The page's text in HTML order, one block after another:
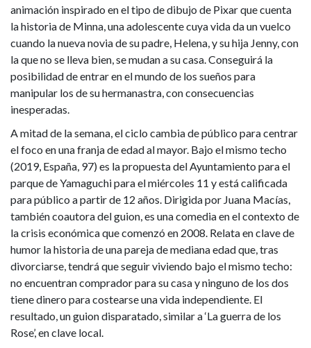
animación inspirado en el tipo de dibujo de Pixar que cuenta
la historia de Minna, una adolescente cuya vida da un vuelco
cuando la nueva novia de su padre, Helena, y su hija Jenny, con
la que no se lleva bien, se mudan a su casa. Conseguirá la
posibilidad de entrar en el mundo de los sueños para
manipular los de su hermanastra, con consecuencias
inesperadas.
A mitad de la semana, el ciclo cambia de público para centrar
el foco en una franja de edad al mayor. Bajo el mismo techo
(2019, España, 97) es la propuesta del Ayuntamiento para el
parque de Yamaguchi para el miércoles 11 y está calificada
para público a partir de 12 años. Dirigida por Juana Macías,
también coautora del guion, es una comedia en el contexto de
la crisis económica que comenzó en 2008. Relata en clave de
humor la historia de una pareja de mediana edad que, tras
divorciarse, tendrá que seguir viviendo bajo el mismo techo:
no encuentran comprador para su casa y ninguno de los dos
tiene dinero para costearse una vida independiente. El
resultado, un guion disparatado, similar a ‘La guerra de los
Rose’, en clave local.